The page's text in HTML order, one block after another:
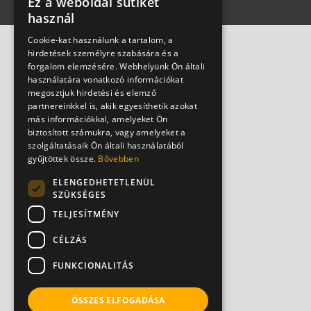
használ
Cookie-kat használunk a tartalom, a
hirdetések személyre szabására és a
forgalom elemzésére. Webhelyünk Ön általi
használatára vonatkozó információkat
megosztjuk hirdetési és elemző
partnereinkkel is, akik egyesíthetik azokat
más információkkal, amelyeket Ön
biztosított számukra, vagy amelyeket a
szolgáltatásaik Ön általi használatából
gyűjtöttek össze. Bővebben
ELENGEDHETETLENÜL
SZÜKSÉGES
TELJESÍTMÉNY
CÉLZÁS
FUNKCIONALITÁS
ÖSSZES ELFOGADÁSA